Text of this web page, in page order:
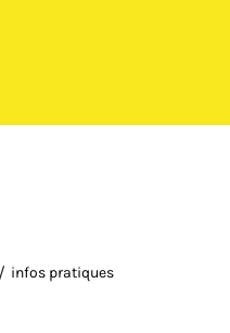
infos pratiques